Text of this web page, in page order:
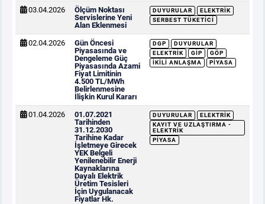
03.04.2026
Ölçüm Noktası
Servislerine Yeni
Alan Eklenmesi
DUYURULAR
ELEKTRIK
SERBEST TÜKETICI
02.04.2026
Gün Öncesi
Piyasasında ve
Dengeleme Güç
Piyasasında Azami
Fiyat Limitinin
4.500 TL/MWh
Belirlenmesine
İlişkin Kurul Kararı
DGP
DUYURULAR
ELEKTRIK
GİP
GÖP
İKILI ANLAŞMA
PIYASA
01.04.2026
01.07.2021
Tarihinden
31.12.2030
Tarihine Kadar
İşletmeye Girecek
YEK Belgeli
Yenilenebilir Enerji
Kaynaklarına
Dayalı Elektrik
Üretim Tesisleri
İçin Uygulanacak
Fiyatlar Hk.
DUYURULAR
ELEKTRIK
KAYIT VE UZLAŞTIRMA -
ELEKTRIK
PIYASA